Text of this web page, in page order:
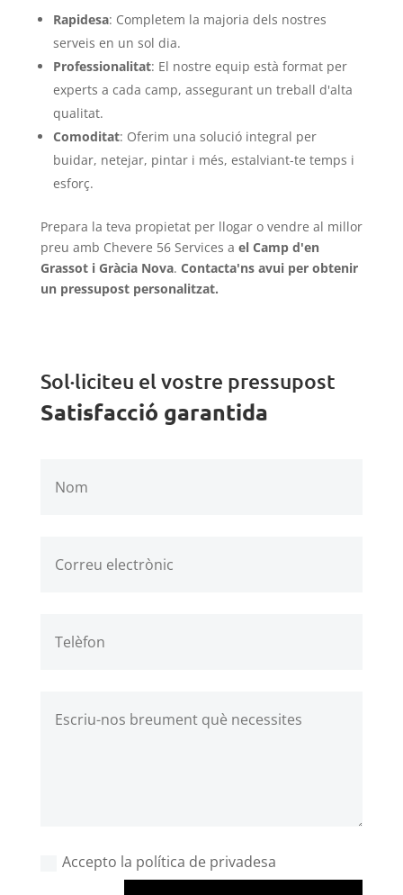
Rapidesa: Completem la majoria dels nostres
serveis en un sol dia.
Professionalitat: El nostre equip està format per
experts a cada camp, assegurant un treball d'alta
qualitat.
Comoditat: Oferim una solució integral per
buidar, netejar, pintar i més, estalviant-te temps i
esforç.
Prepara la teva propietat per llogar o vendre al millor
preu amb Chevere 56 Services a el Camp d'en
Grassot i Gràcia Nova. Contacta'ns avui per obtenir
un pressupost personalitzat.
Sol·liciteu el vostre pressupost
Satisfacció garantida
Accepto la política de privadesa